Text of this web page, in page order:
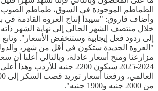
الطماطم الموجودة في السوق، طماطم الصوب
وأضاف فاروق: "سيبدأ إنتاج العروة القادمة في
خلال منتصف الشهر الحالي إلى نهاية الشهر
إلى ردود فعل إيجابية وستنخفض الأسعار". وتابع
"العروة الجديدة ستكون في أقل من شهر،
مزارعنا ومنح أسعار عادلة، وبالتالي أعلنا
2024-2025 سيكون 2200 جنيه للأردب
من 2000 جنيه و1900 جنيه".